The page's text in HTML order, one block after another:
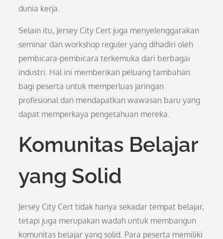
dunia kerja.
Selain itu, Jersey City Cert juga menyelenggarakan
seminar dan workshop reguler yang dihadiri oleh
pembicara-pembicara terkemuka dari berbagai
industri. Hal ini memberikan peluang tambahan
bagi peserta untuk memperluas jaringan
profesional dan mendapatkan wawasan baru yang
dapat memperkaya pengetahuan mereka.
Komunitas Belajar
yang Solid
Jersey City Cert tidak hanya sekadar tempat belajar,
tetapi juga merupakan wadah untuk membangun
komunitas belajar yang solid. Para peserta memiliki